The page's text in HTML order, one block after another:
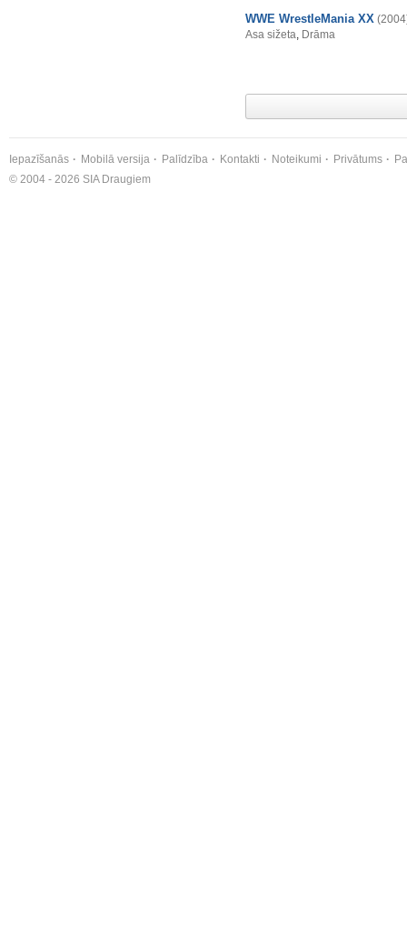
WWE WrestleMania XX
Asa sižeta, Drāma
Iepazīšanās Mobilā versija Palīdzība Kontakti Noteikumi Privātums
© 2004 - 2026 SIA Draugiem